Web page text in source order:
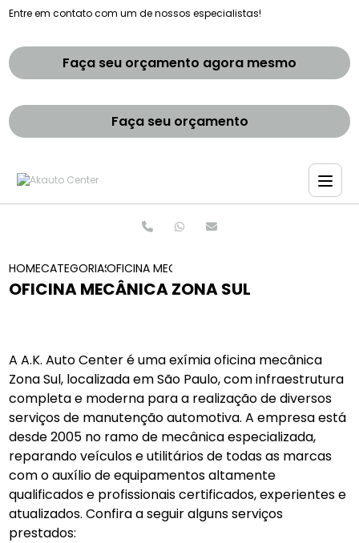
Entre em contato com um de nossos especialistas!
Faça seu orçamento agora mesmo
Faça seu orçamento
HOMECATEGORIASOFICINA MECANICA ZONA SUL
OFICINA MECÂNICA ZONA SUL
A A.K. Auto Center é uma exímia oficina mecânica
Zona Sul, localizada em São Paulo, com infraestrutura
completa e moderna para a realização de diversos
serviços de manutenção automotiva. A empresa está
desde 2005 no ramo de mecânica especializada,
reparando veículos e utilitários de todas as marcas
com o auxílio de equipamentos altamente
qualificados e profissionais certificados, experientes e
atualizados. Confira a seguir alguns serviços
prestados: